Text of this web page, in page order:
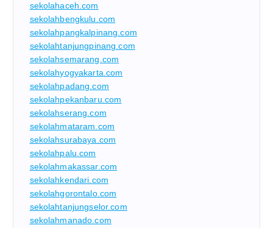
sekolahaceh.com
sekolahbengkulu.com
sekolahpangkalpinang.com
sekolahtanjungpinang.com
sekolahsemarang.com
sekolahyogyakarta.com
sekolahpadang.com
sekolahpekanbaru.com
sekolahserang.com
sekolahmataram.com
sekolahsurabaya.com
sekolahpalu.com
sekolahmakassar.com
sekolahkendari.com
sekolahgorontalo.com
sekolahtanjungselor.com
sekolahmanado.com